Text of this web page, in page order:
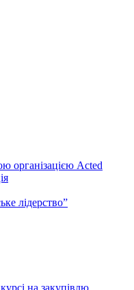
організацією Acted
лідерство”